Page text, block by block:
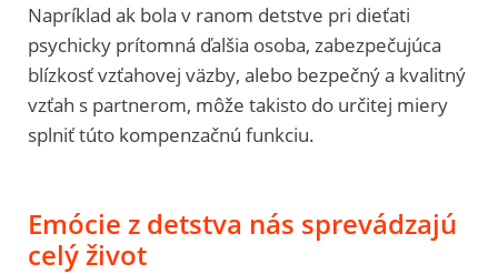
Napríklad ak bola v ranom detstve pri dieťati
psychicky prítomná ďalšia osoba, zabezpečujúca
blízkosť vzťahovej väzby, alebo bezpečný a kvalitný
vzťah s partnerom, môže takisto do určitej miery
splniť túto kompenzačnú funkciu.
Emócie z detstva nás sprevádzajú
celý život